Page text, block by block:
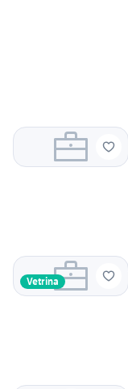
Vetrina